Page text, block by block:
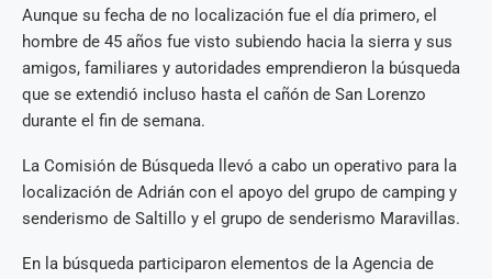
Aunque su fecha de no localización fue el día primero, el
hombre de 45 años fue visto subiendo hacia la sierra y sus
amigos, familiares y autoridades emprendieron la búsqueda
que se extendió incluso hasta el cañón de San Lorenzo
durante el fin de semana.
La Comisión de Búsqueda llevó a cabo un operativo para la
localización de Adrián con el apoyo del grupo de camping y
senderismo de Saltillo y el grupo de senderismo Maravillas.
En la búsqueda participaron elementos de la Agencia de